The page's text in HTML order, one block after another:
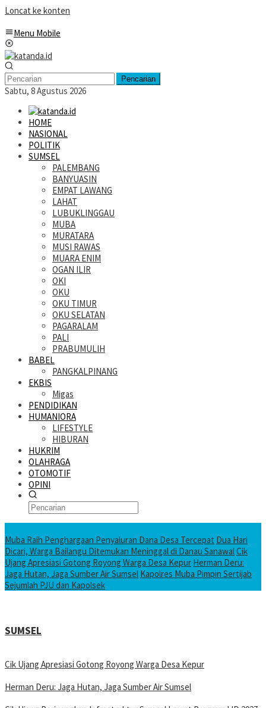
Loncat ke konten
Menu Mobile
Pencarian
Sabtu, 8 Agustus 2026
HOME
NASIONAL
POLITIK
SUMSEL
PALEMBANG
BANYUASIN
EMPAT LAWANG
LAHAT
LUBUKLINGGAU
MUBA
MURATARA
MUSI RAWAS
MUARA ENIM
OGAN ILIR
OKI
OKU
OKU TIMUR
OKU SELATAN
PAGARALAM
PALI
PRABUMULIH
BABEL
PANGKALPINANG
EKBIS
Migas
PENDIDIKAN
HUMANIORA
LIFESTYLE
HIBURAN
HUKRIM
OLAHRAGA
OTOMOTIF
OPINI
Muba Raih Penghargaan Penyaluran Dana Desa Tercepat Dua Hari
Dicari, Warga Bailangu Ditemukan Meninggal di Danau SanawalCik
Ujang Apresiasi Gotong Royong Warga Desa Kepur Herman Deru:
Jaga Hutan, Jaga Sumber Air Sumsel Kapolres Muba Pimpin Sertijab
Sejumlah PJU dan Kapolsek
SUMSEL
Cik Ujang Apresiasi Gotong Royong Warga Desa Kepur
Herman Deru: Jaga Hutan, Jaga Sumber Air Sumsel